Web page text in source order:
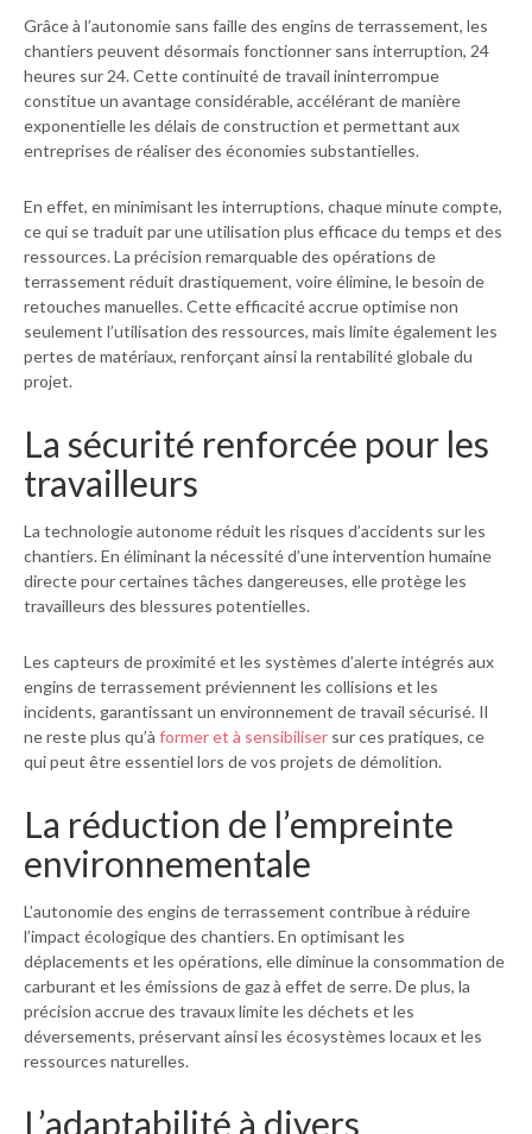
Grâce à l’autonomie sans faille des engins de terrassement, les
chantiers peuvent désormais fonctionner sans interruption, 24
heures sur 24. Cette continuité de travail ininterrompue
constitue un avantage considérable, accélérant de manière
exponentielle les délais de construction et permettant aux
entreprises de réaliser des économies substantielles.
En effet, en minimisant les interruptions, chaque minute compte,
ce qui se traduit par une utilisation plus efficace du temps et des
ressources. La précision remarquable des opérations de
terrassement réduit drastiquement, voire élimine, le besoin de
retouches manuelles. Cette efficacité accrue optimise non
seulement l’utilisation des ressources, mais limite également les
pertes de matériaux, renforçant ainsi la rentabilité globale du
projet.
La sécurité renforcée pour les
travailleurs
La technologie autonome réduit les risques d’accidents sur les
chantiers. En éliminant la nécessité d’une intervention humaine
directe pour certaines tâches dangereuses, elle protège les
travailleurs des blessures potentielles.
Les capteurs de proximité et les systèmes d’alerte intégrés aux
engins de terrassement préviennent les collisions et les
incidents, garantissant un environnement de travail sécurisé. Il
ne reste plus qu’à former et à sensibiliser sur ces pratiques, ce
qui peut être essentiel lors de vos projets de démolition.
La réduction de l’empreinte
environnementale
L’autonomie des engins de terrassement contribue à réduire
l’impact écologique des chantiers. En optimisant les
déplacements et les opérations, elle diminue la consommation de
carburant et les émissions de gaz à effet de serre. De plus, la
précision accrue des travaux limite les déchets et les
déversements, préservant ainsi les écosystèmes locaux et les
ressources naturelles.
L’adaptabilité à divers